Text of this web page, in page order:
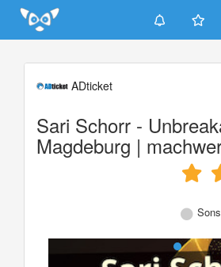
Update cookies preferences
ADticket
Sari Schorr -
Magdeburg |